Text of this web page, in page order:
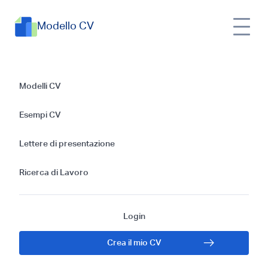
Modello CV
Modelli CV
Esempi CV
Lettere di presentazione
Ricerca di Lavoro
Login
Crea il mio CV
Guida alla stesura di
un CV in lingua
Catalano